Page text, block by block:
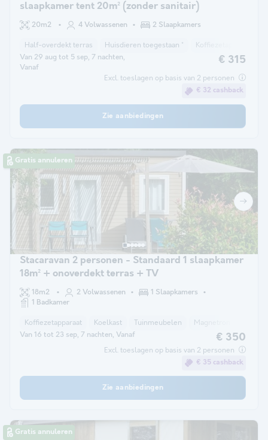
slaapkamer tent 20m² (zonder sanitair)
20m2 4 Volwassenen 2 Slaapkamers
Half-overdekt terras Huisdieren toegestaan * Koffiezetapparaat
Van 29 aug tot 5 sep, 7 nachten,
Vanaf
€ 315
Excl. toeslagen op basis van 2 personen
€ 32 cashback
Zie aanbiedingen
Gratis annuleren
Stacaravan 2 personen - Standaard 1 slaapkamer
18m² + onoverdekt terras + TV
18m2 2 Volwassenen
1 Slaapkamers
1 Badkamer
Koffiezetapparaat Koelkast Tuinmeubelen Magnetron
Van 16 tot 23 sep, 7 nachten, Vanaf € 350
Excl. toeslagen op basis van 2 personen
€ 35 cashback
Zie aanbiedingen
Gratis annuleren